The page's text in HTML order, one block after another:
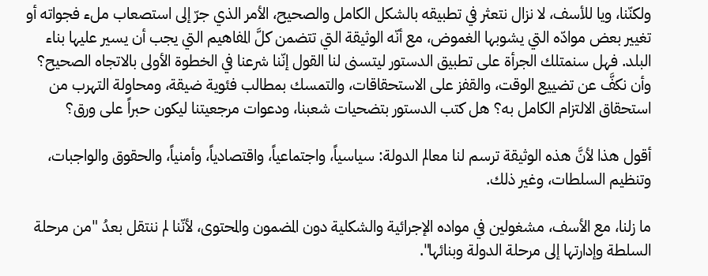
ولكنّنا، ويا للأسف، لا نزال نتعثر في تطبيقه بالشكل الكامل والصحيح، الأمر الذي جرّ إلى استصعاب ملء فجواته أو
تغيير بعض موادّه التي يشوبها الغموض، مع أنّه الوثيقة التي تتضمن كلَّ المفاهيم التي يجب أن يسير عليها بناء
البلد. فهل سنمتلك الجرأة على تطبيق الدستور ليتسنى لنا القول إنّنا شرعنا في الخطوة الأولى بالاتجاه الصحيح؟
وأن نكفَّ عن تضييع الوقت، والقفز على الاستحقاقات، والتمسك بمطالب فئوية ضيقة، ومحاولة التهرب من
استحقاق الالتزام الكامل به؟ هل كتب الدستور بتضحيات شعبنا، ودعوات مرجعيتنا ليكون حبراً على ورق؟
أقول هذا لأنَّ هذه الوثيقة ترسم لنا معالم الدولة: سياسياً، واجتماعياً، واقتصادياً، وأمنياً، والحقوق والواجبات،
وتنظيم السلطات، وغير ذلك.
ما زلنا، مع الأسف، مشغولين في مواده الإجرائية والشكلية دون المضمون والمحتوى، لأنّنا لم ننتقل بعدُ "من مرحلة
السلطة وإدارتها إلى مرحلة الدولة وبنائها".